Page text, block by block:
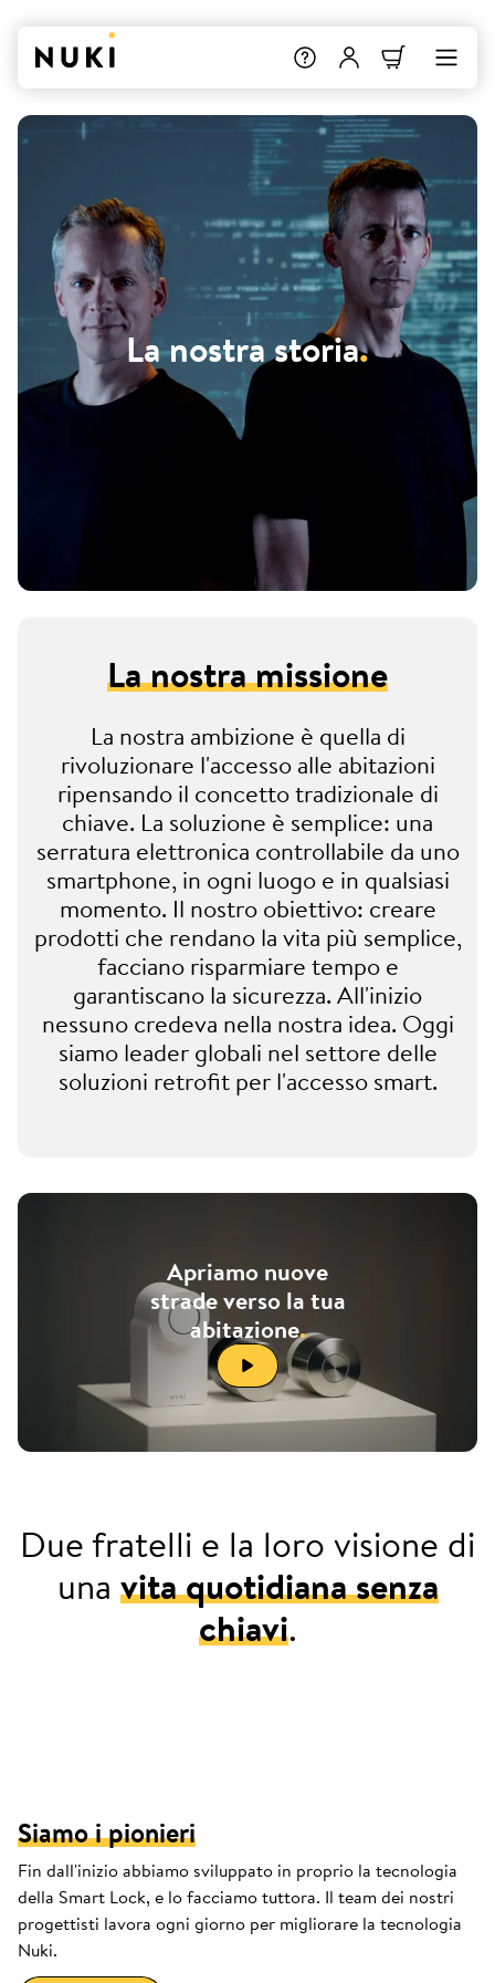
La nostra storia.
La nostra missione
La nostra ambizione è quella di
rivoluzionare l'accesso alle abitazioni
ripensando il concetto tradizionale di
chiave. La soluzione è semplice: una
serratura elettronica controllabile da uno
smartphone, in ogni luogo e in qualsiasi
momento. Il nostro obiettivo: creare
prodotti che rendano la vita più semplice,
facciano risparmiare tempo e
garantiscano la sicurezza. All'inizio
nessuno credeva nella nostra idea. Oggi
siamo leader globali nel settore delle
soluzioni retrofit per l'accesso smart.
Apriamo nuove
strade verso la tua
abitazione.
Due fratelli e la loro visione di
una vita quotidiana senza
chiavi.
2013: Jürgen non sa dove mettere le
Siamo i pionieri
Fin dall'inizio abbiamo sviluppato in proprio la tecnologia
della Smart Lock, e lo facciamo tuttora. Il team dei nostri
progettisti lavora ogni giorno per migliorare la tecnologia
Nuki.